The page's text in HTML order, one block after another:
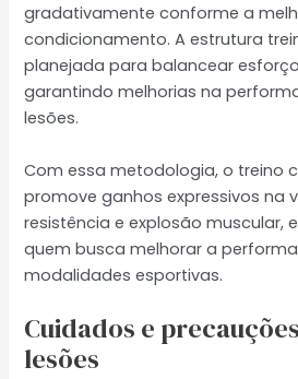
gradativamente conforme a
condicionamento. A estrutura
planejada para balancear
garantindo melhorias na
lesões.
Com essa metodologia, o treino
promove ganhos expressivos na
resistência e explosão muscular,
quem busca melhorar a
modalidades esportivas.
Cuidados e
lesões